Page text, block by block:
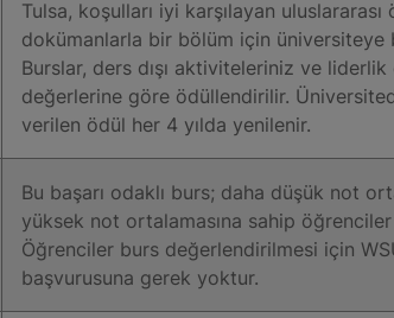
Tulsa, koşulları iyi karşılayan
dokümanlarla bir bölüm için
Burslar, ders dışı aktiviteleriniz ve
değerlerine göre ödüllendirilir.
verilen ödül her 4 yılda yenilenir.
Bu başarı odaklı burs; daha düşük not
yüksek not ortalamasına sahip öğrenciler
Öğrenciler burs değerlendirilmesi için
başvurusuna gerek yoktur.